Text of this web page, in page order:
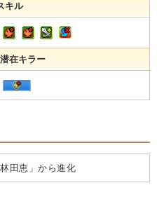
キル
在キラー
田恵」から進化